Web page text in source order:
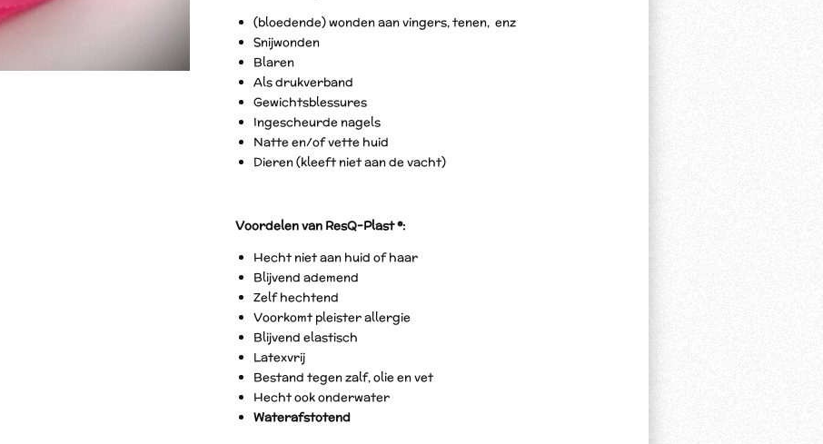
(bloedende) wonden aan vingers, tenen, enz
Snijwonden
Blaren
Als drukverband
Gewichtsblessures
Ingescheurde nagels
Natte en/of vette huid
Dieren (kleeft niet aan de vacht)
Voordelen van ResQ-Plast ®:
Hecht niet aan huid of haar
Blijvend ademend
Zelf hechtend
Voorkomt pleister allergie
Blijvend elastisch
Latexvrij
Bestand tegen zalf, olie en vet
Hecht ook onderwater
Waterafstotend